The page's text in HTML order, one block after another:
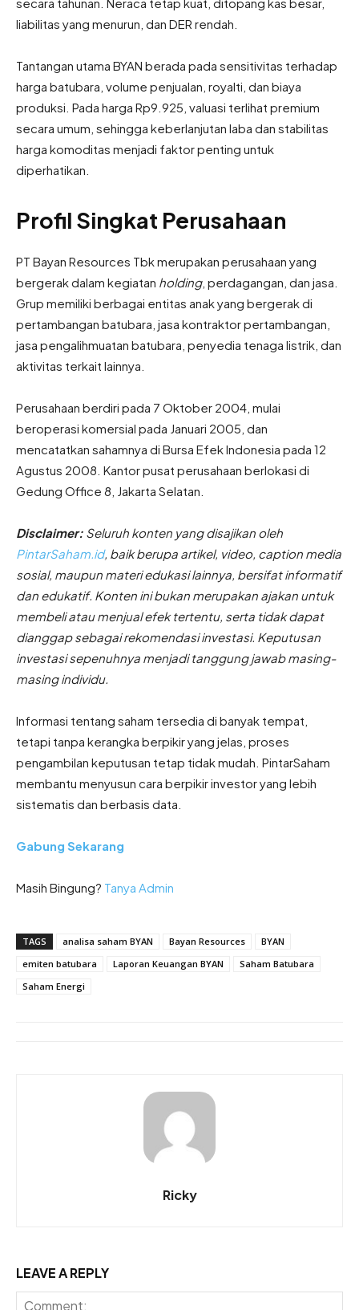
liabilitas yang menurun, dan DER rendah.
Tantangan utama BYAN berada pada sensitivitas terhadap
harga batubara, volume penjualan, royalti, dan biaya
produksi. Pada harga Rp9.925, valuasi terlihat premium
secara umum, sehingga keberlanjutan laba dan stabilitas
harga komoditas menjadi faktor penting untuk
diperhatikan.
Profil Singkat Perusahaan
PT Bayan Resources Tbk merupakan perusahaan yang
bergerak dalam kegiatan holding, perdagangan, dan jasa.
Grup memiliki berbagai entitas anak yang bergerak di
pertambangan batubara, jasa kontraktor pertambangan,
jasa pengalihmuatan batubara, penyedia tenaga listrik, dan
aktivitas terkait lainnya.
Perusahaan berdiri pada 7 Oktober 2004, mulai
beroperasi komersial pada Januari 2005, dan
mencatatkan sahamnya di Bursa Efek Indonesia pada 12
Agustus 2008. Kantor pusat perusahaan berlokasi di
Gedung Office 8, Jakarta Selatan.
Disclaimer: Seluruh konten yang disajikan oleh
PintarSaham.id, baik berupa artikel, video, caption media
sosial, maupun materi edukasi lainnya, bersifat informatif
dan edukatif. Konten ini bukan merupakan ajakan untuk
membeli atau menjual efek tertentu, serta tidak dapat
dianggap sebagai rekomendasi investasi. Keputusan
investasi sepenuhnya menjadi tanggung jawab masing-
masing individu.
Informasi tentang saham tersedia di banyak tempat,
tetapi tanpa kerangka berpikir yang jelas, proses
pengambilan keputusan tetap tidak mudah. PintarSaham
membantu menyusun cara berpikir investor yang lebih
sistematis dan berbasis data.
Gabung Sekarang
Masih Bingung? Tanya Admin
TAGS analisa saham BYAN Bayan Resources
BYAN
emiten batubara
Laporan Keuangan BYAN
Saham Batubara
Saham Energi
Ricky
LEAVE A REPLY